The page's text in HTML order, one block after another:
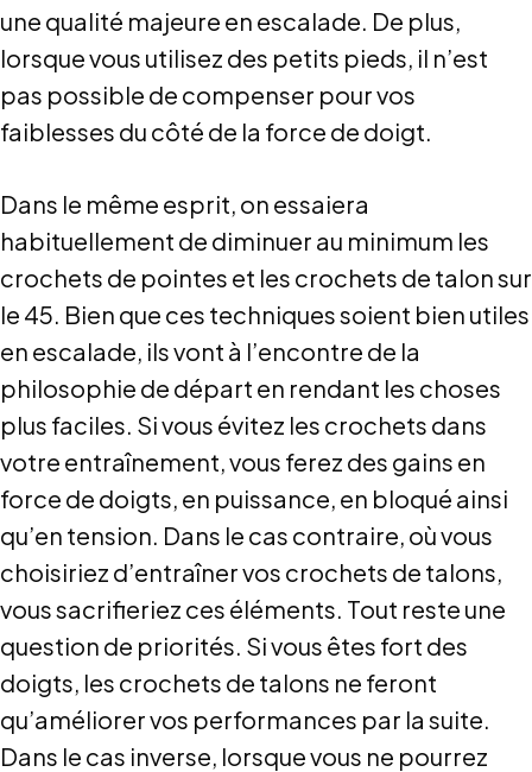
une qualité majeure en escalade. De plus,
lorsque vous utilisez des petits pieds, il n’est
pas possible de compenser pour vos
faiblesses du côté de la force de doigt.
Dans le même esprit, on essaiera
habituellement de diminuer au minimum les
crochets de pointes et les crochets de talon sur
le 45. Bien que ces techniques soient bien utiles
en escalade, ils vont à l’encontre de la
philosophie de départ en rendant les choses
plus faciles. Si vous évitez les crochets dans
votre entraînement, vous ferez des gains en
force de doigts, en puissance, en bloqué ainsi
qu’en tension. Dans le cas contraire, où vous
choisiriez d’entraîner vos crochets de talons,
vous sacrifieriez ces éléments. Tout reste une
question de priorités. Si vous êtes fort des
doigts, les crochets de talons ne feront
qu’améliorer vos performances par la suite.
Dans le cas inverse, lorsque vous ne pourrez